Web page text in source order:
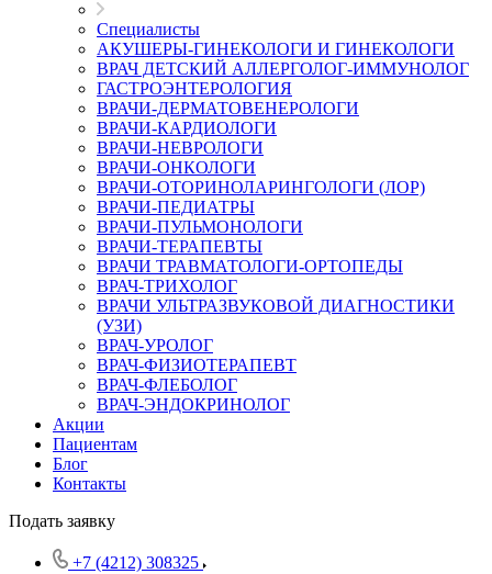
Специалисты
АКУШЕРЫ-ГИНЕКОЛОГИ И ГИНЕКОЛОГИ
ВРАЧ ДЕТСКИЙ АЛЛЕРГОЛОГ-ИММУНОЛОГ
ГАСТРОЭНТЕРОЛОГИЯ
ВРАЧИ-ДЕРМАТОВЕНЕРОЛОГИ
ВРАЧИ-КАРДИОЛОГИ
ВРАЧИ-НЕВРОЛОГИ
ВРАЧИ-ОНКОЛОГИ
ВРАЧИ-ОТОРИНОЛАРИНГОЛОГИ (ЛОР)
ВРАЧИ-ПЕДИАТРЫ
ВРАЧИ-ПУЛЬМОНОЛОГИ
ВРАЧИ-ТЕРАПЕВТЫ
ВРАЧИ ТРАВМАТОЛОГИ-ОРТОПЕДЫ
ВРАЧ-ТРИХОЛОГ
ВРАЧИ УЛЬТРАЗВУКОВОЙ ДИАГНОСТИКИ
(УЗИ)
ВРАЧ-УРОЛОГ
ВРАЧ-ФИЗИОТЕРАПЕВТ
ВРАЧ-ФЛЕБОЛОГ
ВРАЧ-ЭНДОКРИНОЛОГ
Акции
Пациентам
Блог
Контакты
Подать заявку
+7 (4212) 308325